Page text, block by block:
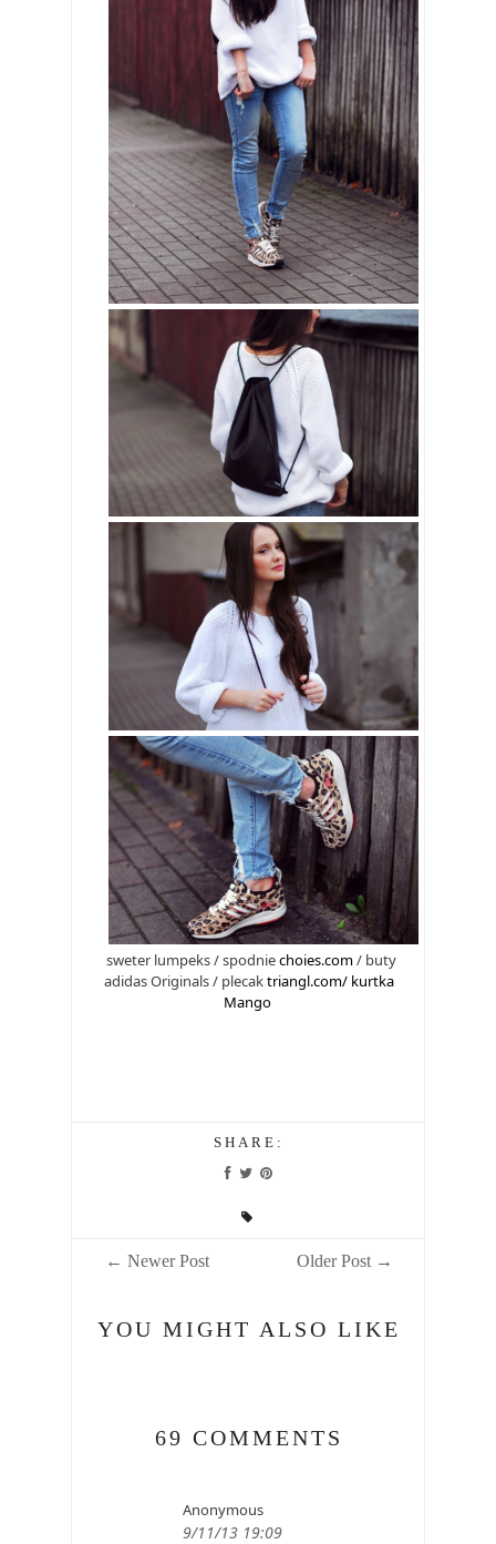
sweter lumpeks / spodniechoies.com/ buty
adidas Originals / plecaktriangl.com/ kurtka
Mango
SHARE:
← Newer Post Older Post →
YOU MIGHT ALSO LIKE
69 COMMENTS
Anonymous
9/11/13 19:09